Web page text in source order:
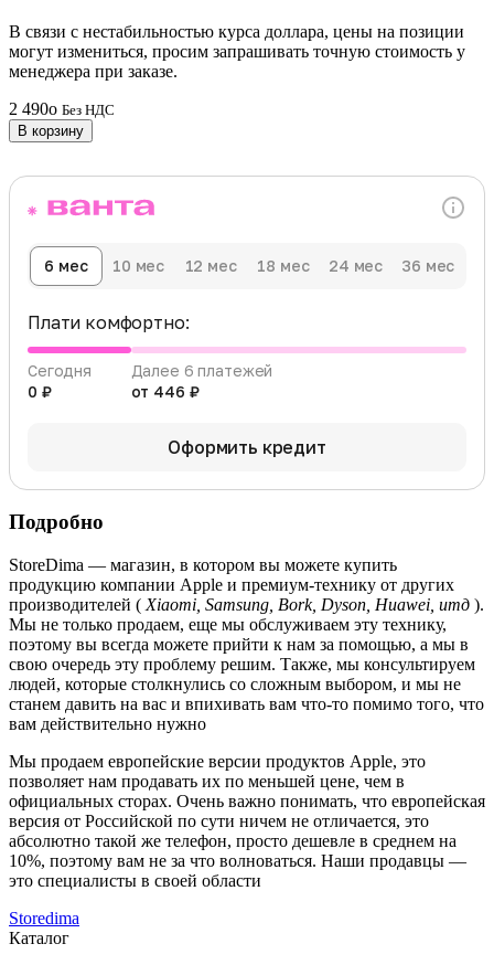
В связи с нестабильностью курса доллара, цены на позиции
могут измениться, просим запрашивать точную стоимость у
менеджера при заказе.
2 490o Без НДС
В корзину
6 мес 10 мес 12 мес 18 мес 24 мес 36 мес
Плати комфортно:
Сегодня
0 ₽
Далее 6 платежей
от 446 ₽
Оформить кредит
Подробно
StoreDima — магазин, в котором вы можете купить
продукцию компании Apple и премиум-технику от других
производителей ( Xiaomi, Samsung, Bork, Dyson, Huawei, итд ).
Мы не только продаем, еще мы обслуживаем эту технику,
поэтому вы всегда можете прийти к нам за помощью, а мы в
свою очередь эту проблему решим. Также, мы консультируем
людей, которые столкнулись со сложным выбором, и мы не
станем давить на вас и впихивать вам что-то помимо того, что
вам действительно нужно
Мы продаем европейские версии продуктов Apple, это
позволяет нам продавать их по меньшей цене, чем в
официальных сторах. Очень важно понимать, что европейская
версия от Российской по сути ничем не отличается, это
абсолютно такой же телефон, просто дешевле в среднем на
10%, поэтому вам не за что волноваться. Наши продавцы —
это специалисты в своей области
Storedima
Каталог